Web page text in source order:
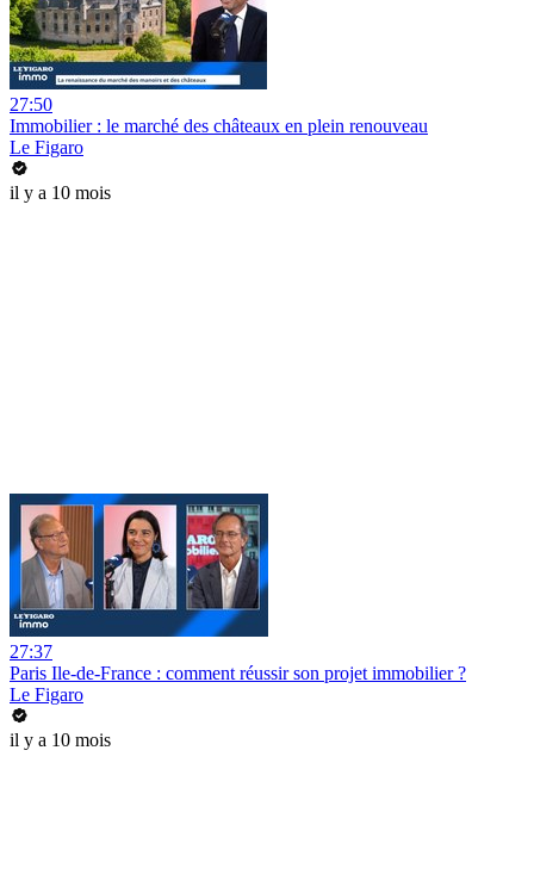
27:50
Immobilier : le marché des châteaux en plein renouveau
Le Figaro
il y a 10 mois
27:37
Paris Ile-de-France : comment réussir son projet immobilier ?
Le Figaro
il y a 10 mois